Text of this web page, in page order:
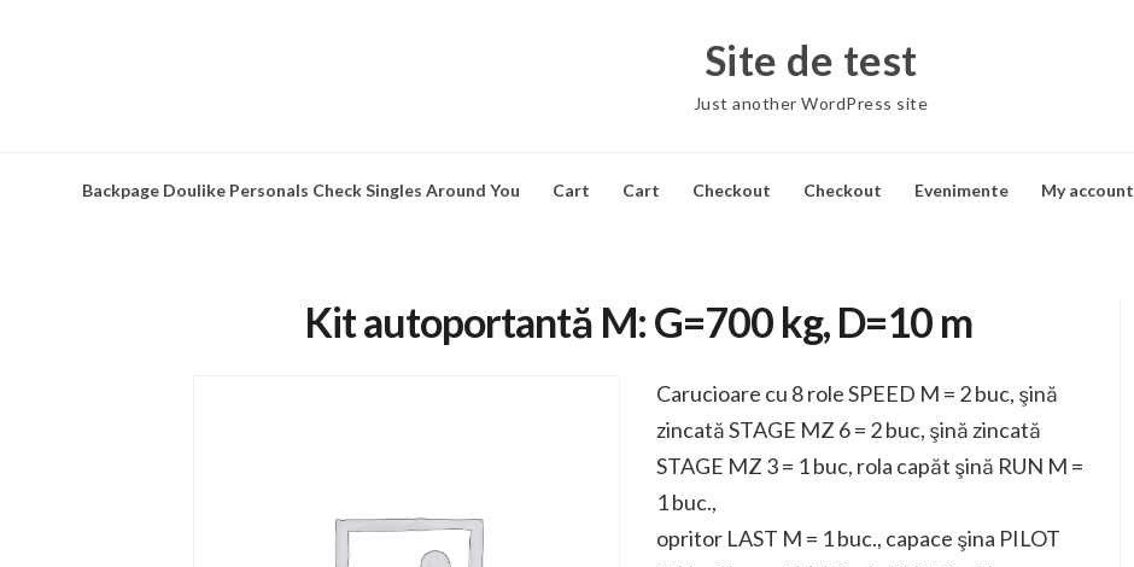
Site de test
Just another WordPress site
Backpage Doulike Personals Check Singles Around You Cart Cart Checkout Checkout Evenimente My account
Kit autoportantă M: G=700 kg, D=10 m
Carucioare cu 8 role SPEED M = 2 buc, şină
zincată STAGE MZ 6 = 2 buc, şină zincată
STAGE MZ 3 = 1 buc, rola capăt şină RUN M =
1 buc.,
opritor LAST M = 1 buc., capace şina PILOT